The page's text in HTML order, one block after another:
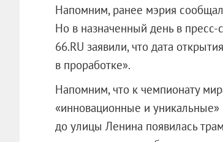
Напомним, ранее мэрия
Но в назначенный день в пресс-
66.RU заявили, что дата
в проработке».
Напомним, что к чемпионату
«инновационные и
до улицы Ленина появилась